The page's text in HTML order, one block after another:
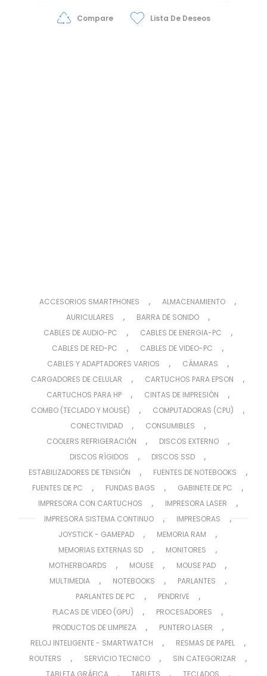
Compare Lista De Deseos
ACCESORIOS SMARTPHONES , ALMACENAMIENTO ,
AURICULARES , BARRA DE SONIDO ,
CABLES DE AUDIO-PC , CABLES DE ENERGIA-PC ,
CABLES DE RED-PC , CABLES DE VIDEO-PC ,
CABLES Y ADAPTADORES VARIOS , CÁMARAS ,
CARGADORES DE CELULAR , CARTUCHOS PARA EPSON ,
CARTUCHOS PARA HP , CINTAS DE IMPRESIÓN ,
COMBO (TECLADO Y MOUSE) , COMPUTADORAS (CPU) ,
CONECTIVIDAD , CONSUMIBLES ,
COOLERS REFRIGERACIÓN , DISCOS EXTERNO ,
DISCOS RÍGIDOS , DISCOS SSD ,
ESTABILIZADORES DE TENSIÓN , FUENTES DE NOTEBOOKS ,
FUENTES DE PC , FUNDAS BAGS , GABINETE DE PC ,
IMPRESORA CON CARTUCHOS , IMPRESORA LASER ,
IMPRESORA SISTEMA CONTINUO , IMPRESORAS ,
JOYSTICK - GAMEPAD , MEMORIA RAM ,
MEMORIAS EXTERNAS SD , MONITORES ,
MOTHERBOARDS , MOUSE , MOUSE PAD ,
MULTIMEDIA , NOTEBOOKS , PARLANTES ,
PARLANTES DE PC , PENDRIVE ,
PLACAS DE VIDEO (GPU) , PROCESADORES ,
PRODUCTOS DE LIMPIEZA , PUNTERO LASER ,
RELOJ INTELIGENTE - SMARTWATCH , RESMAS DE PAPEL ,
ROUTERS , SERVICIO TECNICO , SIN CATEGORIZAR ,
, , ,